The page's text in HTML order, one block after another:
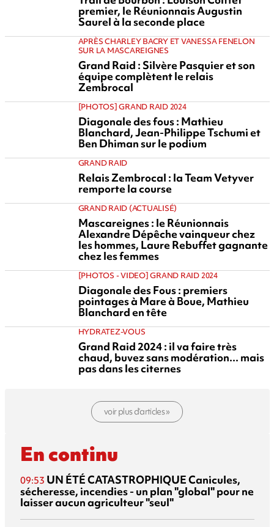
premier, le Réunionnais Augustin
Saurel à la seconde place
APRÈS CHARLEY BACRY ET VANESSA FENELON
SUR LA MASCAREIGNES
Grand Raid : Silvère Pasquier et son
équipe complètent le relais
Zembrocal
[PHOTOS] GRAND RAID 2024
Diagonale des fous : Mathieu
Blanchard, Jean-Philippe Tschumi et
Ben Dhiman sur le podium
GRAND RAID
Relais Zembrocal : la Team Vetyver
remporte la course
GRAND RAID (ACTUALISÉ)
Mascareignes : le Réunionnais
Alexandre Dépêche vainqueur chez
les hommes, Laure Rebuffet gagnante
chez les femmes
[PHOTOS - VIDEO] GRAND RAID 2024
Diagonale des Fous : premiers
pointages à Mare à Boue, Mathieu
Blanchard en tête
HYDRATEZ-VOUS
Grand Raid 2024 : il va faire très
chaud, buvez sans modération... mais
pas dans les citernes
voir plus d’articles »
En continu
09:53 UN ÉTÉ CATASTROPHIQUECanicules,
sécheresse, incendies - un plan "global" pour ne
laisser aucun agriculteur "seul"